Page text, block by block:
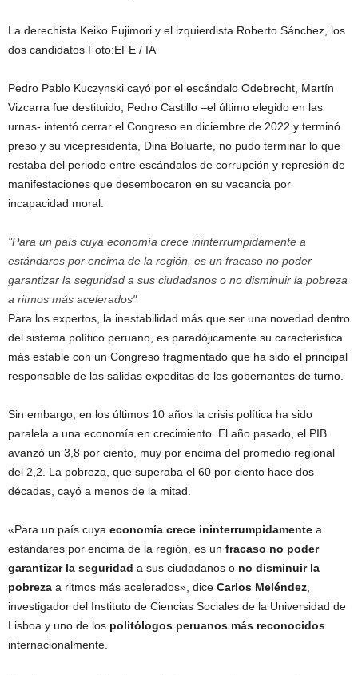
La derechista Keiko Fujimori y el izquierdista Roberto Sánchez, los
dos candidatos Foto:EFE / IA
Pedro Pablo Kuczynski cayó por el escándalo Odebrecht, Martín
Vizcarra fue destituido, Pedro Castillo –el último elegido en las
urnas- intentó cerrar el Congreso en diciembre de 2022 y terminó
preso y su vicepresidenta, Dina Boluarte, no pudo terminar lo que
restaba del periodo entre escándalos de corrupción y represión de
manifestaciones que desembocaron en su vacancia por
incapacidad moral.
Para un país cuya economía crece ininterrumpidamente a
estándares por encima de la región, es un fracaso no poder
garantizar la seguridad a sus ciudadanos o no disminuir la pobreza
a ritmos más acelerados
Para los expertos, la inestabilidad más que ser una novedad dentro
del sistema político peruano, es paradójicamente su característica
más estable con un Congreso fragmentado que ha sido el principal
responsable de las salidas expeditas de los gobernantes de turno.
Sin embargo, en los últimos 10 años la crisis política ha sido
paralela a una economía en crecimiento. El año pasado, el PIB
avanzó un 3,8 por ciento, muy por encima del promedio regional
del 2,2. La pobreza, que superaba el 60 por ciento hace dos
décadas, cayó a menos de la mitad.
«Para un país cuya economía crece ininterrumpidamente a
estándares por encima de la región, es un fracaso no poder
garantizar la seguridad a sus ciudadanos o no disminuir la
pobreza a ritmos más acelerados», dice Carlos Meléndez,
investigador del Instituto de Ciencias Sociales de la Universidad de
Lisboa y uno de los politólogos peruanos más reconocidos
internacionalmente.